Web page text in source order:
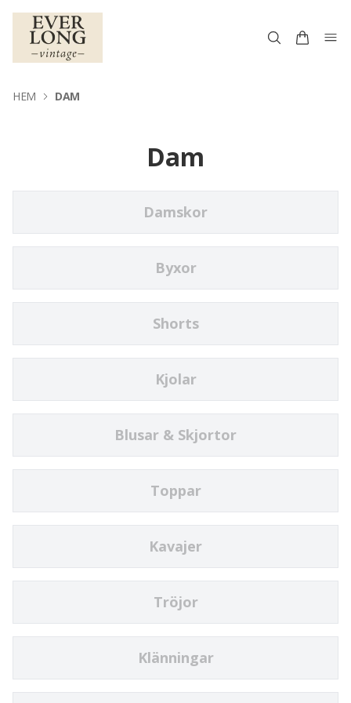
HEM DAM
Dam
Damskor
Byxor
Shorts
Kjolar
Blusar & Skjortor
Toppar
Kavajer
Tröjor
Klänningar